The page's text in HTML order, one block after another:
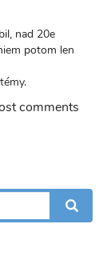
nad 20e
potom len
comments